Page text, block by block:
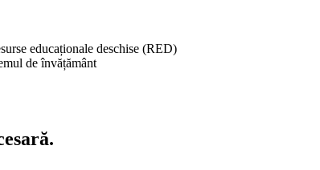
educaționale deschise (RED)
de învățământ